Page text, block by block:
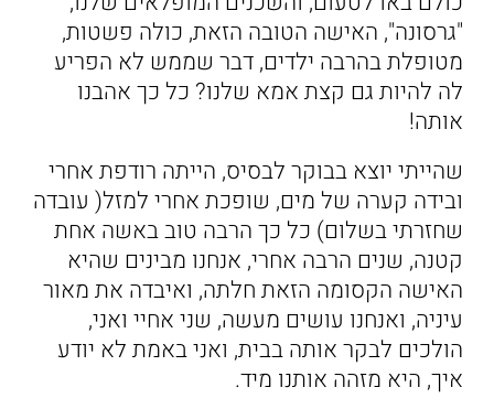
"גרסונה", האישה הטובה הזאת, כולה פשטות,
מטופלת בהרבה ילדים, דבר שממש לא הפריע
לה להיות גם קצת אמא שלנו? כל כך אהבנו
אותה!
שהייתי יוצא בבוקר לבסיס, הייתה רודפת אחרי
ובידה קערה של מים, שופכת אחרי למזל( עובדה
שחזרתי בשלום) כל כך הרבה טוב באשה אחת
קטנה, שנים הרבה אחרי, אנחנו מבינים שהיא
האישה הקסומה הזאת חלתה, ואיבדה את מאור
עיניה, ואנחנו עושים מעשה, שני אחיי ואני,
הולכים לבקר אותה בבית, ואני באמת לא יודע
איך, היא מזהה אותנו מיד.